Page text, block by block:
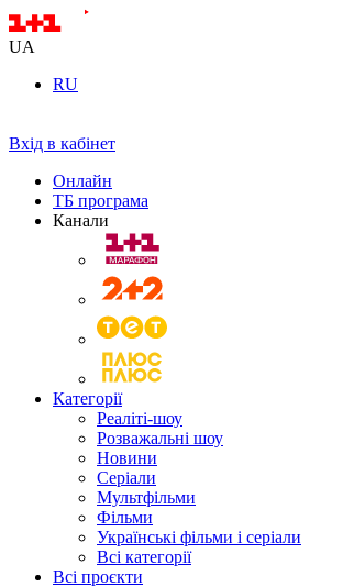
UA
RU
Вхід в кабінет
Онлайн
ТБ програма
Канали
Категорії
Реаліті-шоу
Розважальні шоу
Новини
Серіали
Мультфільми
Фільми
Українські фільми і серіали
Всі категорії
Всі проєкти